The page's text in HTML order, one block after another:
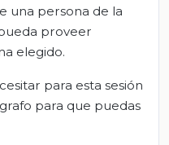
una persona de la
proveer
elegido.
para esta sesión
para que puedas